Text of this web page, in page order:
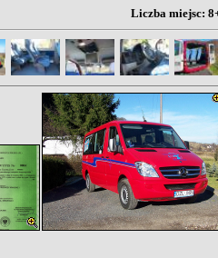
Liczba miejsc: